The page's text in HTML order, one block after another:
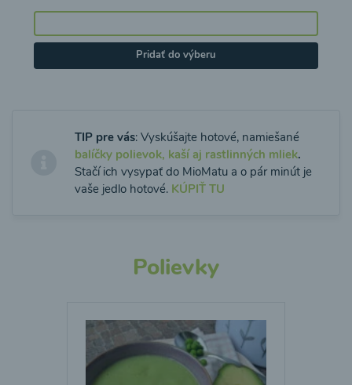
Pridať do výberu
TIP pre vás: Vyskúšajte hotové, namiešané
balíčky polievok, kaší aj rastlinných mliek.
Stačí ich vysypať do MioMatu a o pár minút je
vaše jedlo hotové. KÚPIŤ TU
Polievky